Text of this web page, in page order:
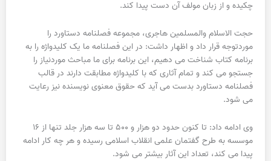
چکیده و از زبان مولف آن دست پیدا کند.
حجت الاسلام والمسلمین هاجری، مجموعه فصلنامه دستاورد را
موردتوجه قرار داد و اظهار داشت: در این فصلنامه ما یک کلیدواژه را به
برنامه کتاب شناخت می دهیم، این برنامه برای ما مباحث موردنیاز را
جستجو می کند و تمام آثاری که با کلیدواژه مطابقت دارند در قالب
فصلنامه دستاورد بدست می آید که حقوق معنوی نویسنده نیز رعایت
می شود.
وی ادامه داد: تا کنون حدود دو هزار و ۵۰۰ تا سه هزار جلد تنها از ۱۶
موسسه به طرح گفتمان علمی انقلاب اسلامی رسیده و هر چه کار ادامه
پیدا می کند، تعداد این آثار بیشتر می شود.